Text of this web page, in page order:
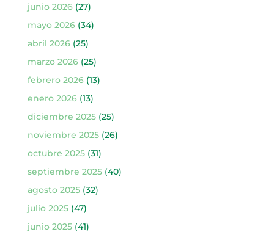
junio 2026(27)
mayo 2026(34)
abril 2026(25)
marzo 2026(25)
febrero 2026(13)
enero 2026(13)
diciembre 2025(25)
noviembre 2025(26)
octubre 2025(31)
septiembre 2025(40)
agosto 2025(32)
julio 2025(47)
junio 2025(41)